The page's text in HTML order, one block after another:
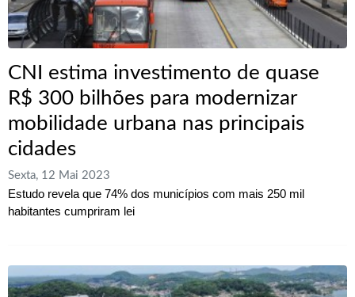
CNI estima investimento de quase
R$ 300 bilhões para modernizar
mobilidade urbana nas principais
cidades
Sexta, 12 Mai 2023
Estudo revela que 74% dos municípios com mais 250 mil
habitantes cumpriram lei